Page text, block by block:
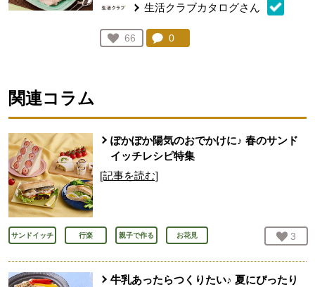
生活クラブカタログさん
お気に入り登録：
66
人が登録
コメント：
0
関連コラム
ぽかぽか陽気のおでかけに♪ 春のサンド
イッチレシピ特集
[記事を読む]
サンドイッチ 行楽 親子で作る お花見 お気
3
牛乳あったらつくりたい♪ 夏にぴったり